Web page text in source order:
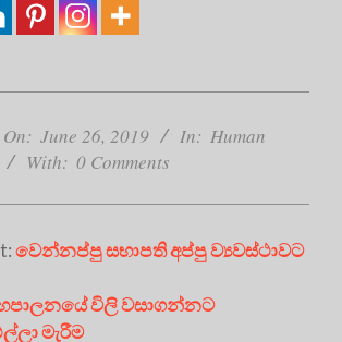
On: June 26, 2019 In: Human
With: 0 Comments
වෙන්නප්පු සභාපති අප්පු ව්‍යවස්ථාවට
විලි වසාගන්නට
මැරීම